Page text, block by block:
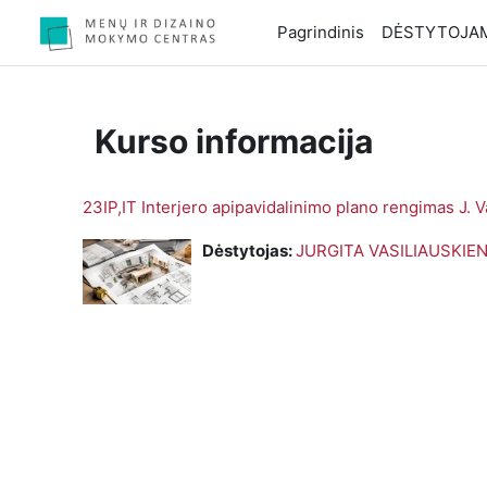
Pagrindinis
Kurso informacija
23IP,IT Interjero apipavidalinimo plano rengimas J.
Dėstytojas:JURGITA